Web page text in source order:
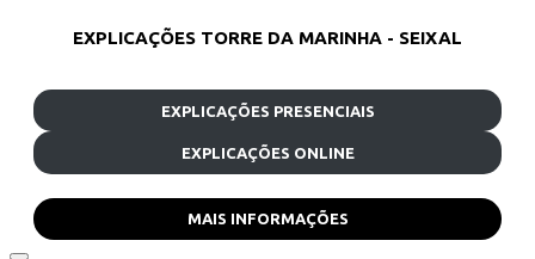
EXPLICAÇÕES TORRE DA MARINHA - SEIXAL
EXPLICAÇÕES PRESENCIAIS
EXPLICAÇÕES ONLINE
MAIS INFORMAÇÕES